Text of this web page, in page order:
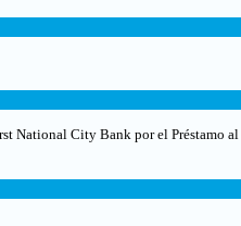
National City Bank por el Préstamo